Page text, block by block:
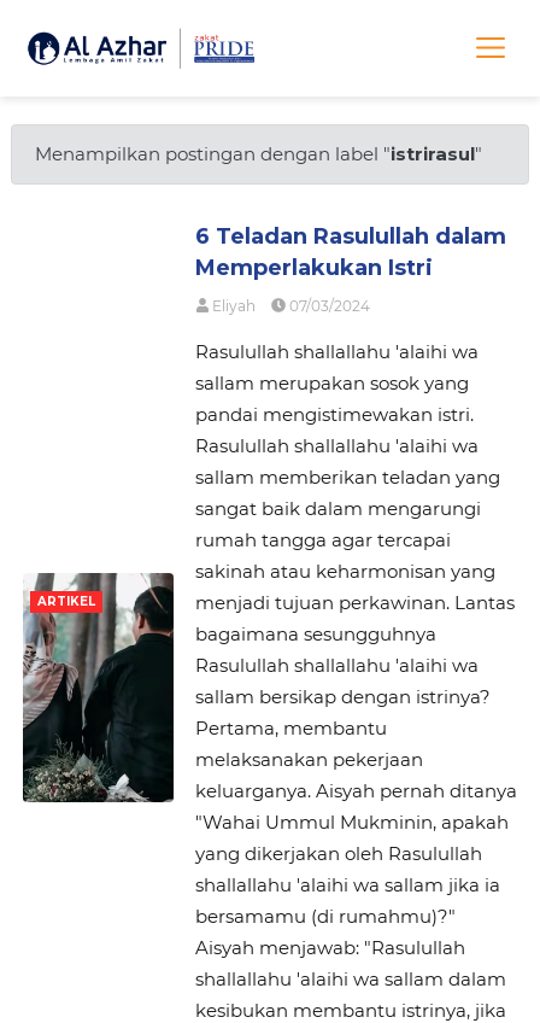
Menampilkan postingan dengan label "istrirasul"
ARTIKEL
6 Teladan Rasulullah dalam
Memperlakukan Istri
Eliyah 07/03/2024
Rasulullah shallallahu 'alaihi wa
sallam merupakan sosok yang
pandai mengistimewakan istri.
Rasulullah shallallahu 'alaihi wa
sallam memberikan teladan yang
sangat baik dalam mengarungi
rumah tangga agar tercapai
sakinah atau keharmonisan yang
menjadi tujuan perkawinan. Lantas
bagaimana sesungguhnya
Rasulullah shallallahu 'alaihi wa
sallam bersikap dengan istrinya?
Pertama, membantu
melaksanakan pekerjaan
keluarganya. Aisyah pernah ditanya
"Wahai Ummul Mukminin, apakah
yang dikerjakan oleh Rasulullah
shallallahu 'alaihi wa sallam jika ia
bersamamu (di rumahmu)?"
Aisyah menjawab: "Rasulullah
shallallahu 'alaihi wa sallam dalam
kesibukan membantu istrinya, jika